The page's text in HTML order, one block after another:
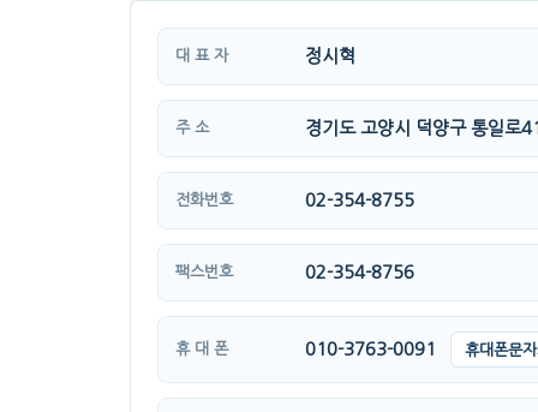
대 표 자 정시혁
주 소 경기도 고양시 덕양구 통일로
전화번호 02-354-8755
팩스번호 02-354-8756
휴 대 폰 010-3763-0091 휴대폰문